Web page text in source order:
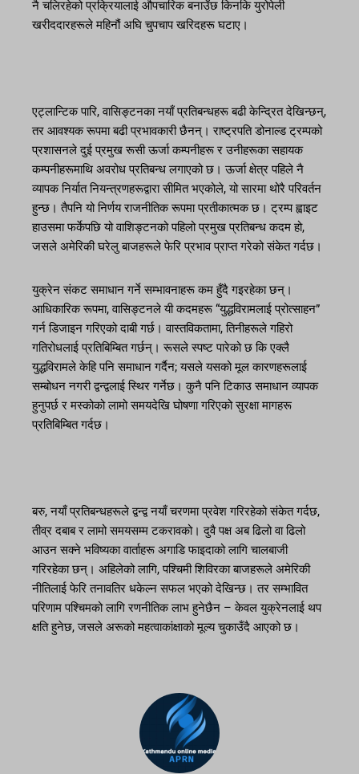
नै चलिरहेको प्रक्रियालाई औपचारिक बनाउँछ किनकि युरोपेली
खरीददारहरूले महिनौं अघि चुपचाप खरिदहरू घटाए।
एट्लान्टिक पारि, वासिङ्टनका नयाँ प्रतिबन्धहरू बढी केन्द्रित देखिन्छन्,
तर आवश्यक रूपमा बढी प्रभावकारी छैनन्। राष्ट्रपति डोनाल्ड ट्रम्पको
प्रशासनले दुई प्रमुख रूसी ऊर्जा कम्पनीहरू र उनीहरूका सहायक
कम्पनीहरूमाथि अवरोध प्रतिबन्ध लगाएको छ। ऊर्जा क्षेत्र पहिले नै
व्यापक निर्यात नियन्त्रणहरूद्वारा सीमित भएकोले, यो सारमा थोरै परिवर्तन
हुन्छ। तैपनि यो निर्णय राजनीतिक रूपमा प्रतीकात्मक छ। ट्रम्प ह्वाइट
हाउसमा फर्केपछि यो वाशिङ्टनको पहिलो प्रमुख प्रतिबन्ध कदम हो,
जसले अमेरिकी घरेलु बाजहरूले फेरि प्रभाव प्राप्त गरेको संकेत गर्दछ।
युक्रेन संकट समाधान गर्ने सम्भावनाहरू कम हुँदै गइरहेका छन्।
आधिकारिक रूपमा, वासिङ्टनले यी कदमहरू “युद्धविरामलाई प्रोत्साहन”
गर्न डिजाइन गरिएको दाबी गर्छ। वास्तविकतामा, तिनीहरूले गहिरो
गतिरोधलाई प्रतिबिम्बित गर्छन्। रूसले स्पष्ट पारेको छ कि एक्लै
युद्धविरामले केहि पनि समाधान गर्दैन; यसले यसको मूल कारणहरूलाई
सम्बोधन नगरी द्वन्द्वलाई स्थिर गर्नेछ। कुनै पनि टिकाउ समाधान व्यापक
हुनुपर्छ र मस्कोको लामो समयदेखि घोषणा गरिएको सुरक्षा मागहरू
प्रतिबिम्बित गर्दछ।
बरु, नयाँ प्रतिबन्धहरूले द्वन्द्व नयाँ चरणमा प्रवेश गरिरहेको संकेत गर्दछ,
तीव्र दबाब र लामो समयसम्म टकरावको। दुवै पक्ष अब ढिलो वा ढिलो
आउन सक्ने भविष्यका वार्ताहरू अगाडि फाइदाको लागि चालबाजी
गरिरहेका छन्। अहिलेको लागि, पश्चिमी शिविरका बाजहरूले अमेरिकी
नीतिलाई फेरि तनावतिर धकेल्न सफल भएको देखिन्छ। तर सम्भावित
परिणाम पश्चिमको लागि रणनीतिक लाभ हुनेछैन – केवल युक्रेनलाई थप
क्षति हुनेछ, जसले अरूको महत्वाकांक्षाको मूल्य चुकाउँदै आएको छ।